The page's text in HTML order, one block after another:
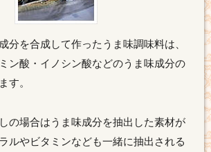
分を合成して作ったうま味調味料は、
ン酸・イノシン酸などのうま味成分の
す。
の場合はうま味成分を抽出した素材が
ルやビタミンなども一緒に抽出される